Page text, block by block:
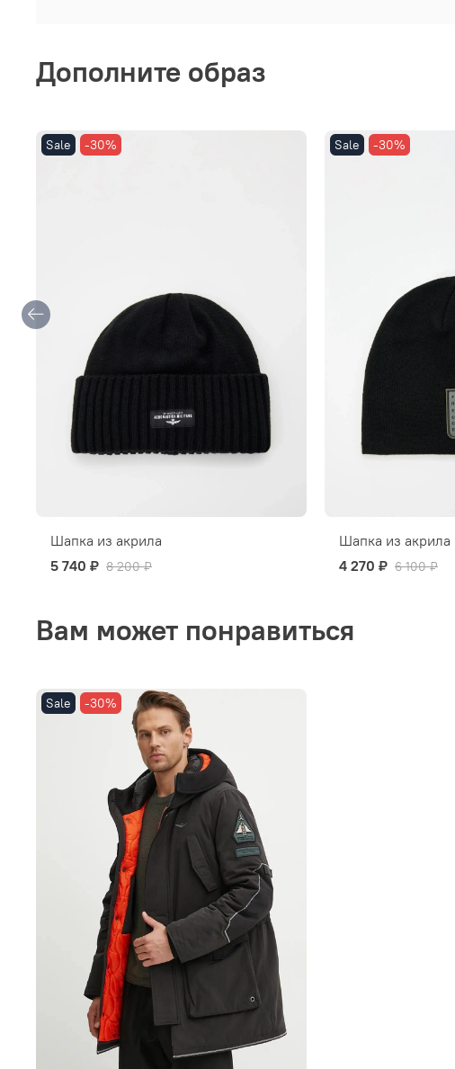
Дополните образ
Sale -30%
Шапка из акрила
5 740 ₽ 8 200 ₽
Sale -30%
Шапка из акрила
4 270 ₽ 6 100 ₽
Вам может понравиться
Sale -30%